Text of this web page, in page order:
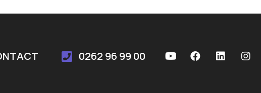
0262 96 99 00